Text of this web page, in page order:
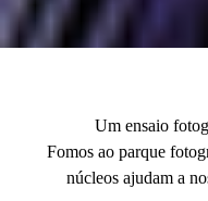
Um ensaio
Fomos ao parque
núcleos ajudam a